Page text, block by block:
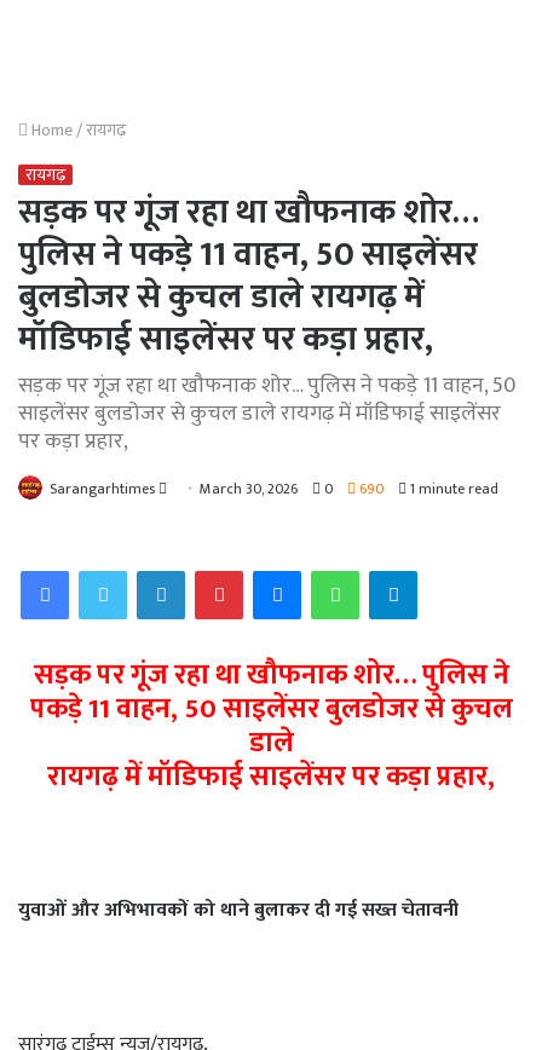
Home/रायगढ़
रायगढ़
सड़क पर गूंज रहा था खौफनाक शोर…
पुलिस ने पकड़े 11 वाहन, 50 साइलेंसर
बुलडोजर से कुचल डाले रायगढ़ में
मॉडिफाई साइलेंसर पर कड़ा प्रहार,
सड़क पर गूंज रहा था खौफनाक शोर… पुलिस ने पकड़े 11 वाहन, 50
साइलेंसर बुलडोजर से कुचल डाले रायगढ़ में मॉडिफाई साइलेंसर
पर कड़ा प्रहार,
Sarangarhtimes
Send March 30, 2026 0 690 1 minute read
FacebookTwitterLinkedInPinterestMessengerWhatsAppTelegram
सड़क पर गूंज रहा था खौफनाक शोर… पुलिस ने
पकड़े11 वाहन, 50 साइलेंसर बुलडोजर से कुचल
डाले
रायगढ़ में मॉडिफाई साइलेंसर पर कड़ा प्रहार,
युवाओं और अभिभावकों को थाने बुलाकर दी गई सख्त चेतावनी